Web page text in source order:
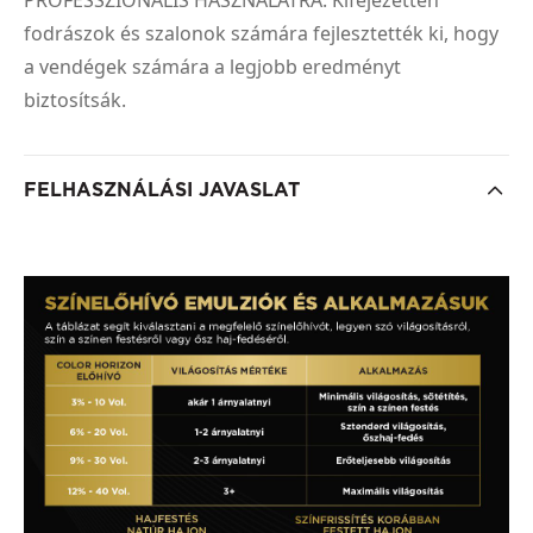
fodrászok és szalonok számára fejlesztették ki, hogy
a vendégek számára a legjobb eredményt
biztosítsák.
FELHASZNÁLÁSI JAVASLAT